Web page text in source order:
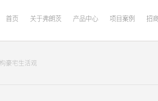
首页 关于弗朗茨 产品中心 项目案例 招
豪宅生活观